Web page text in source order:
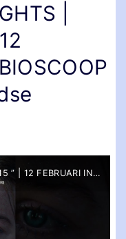
|
WUTHERING HEIGHTS | GREATEST 15 ” | 12 FEBRUARI IN DE BIOSCOOP